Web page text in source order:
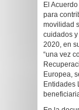
El
para
movilidad
cuidados
2020, en
“una vez
Europea,
Entidades